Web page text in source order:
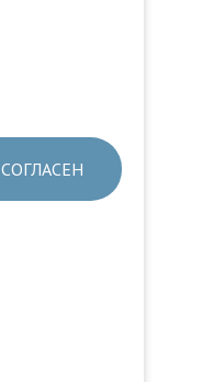
СОГЛАСЕН